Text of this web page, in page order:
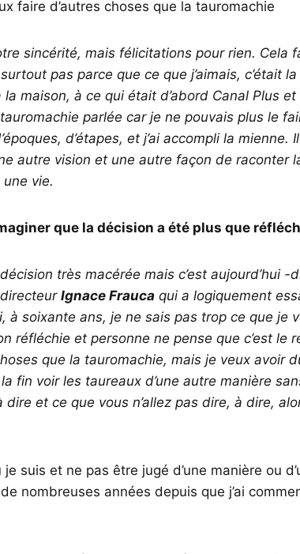
faire d’autres choses que la tauromachie
sincérité, mais félicitations pour rien. Cela
pas parce que ce que j’aimais, c’était
maison, à ce qui était d’abord Canal Plus
parlée car je ne pouvais plus le
d’étapes, et j’ai accompli la mienne.
autre vision et une autre façon de raconter
une vie.
que la décision a été plus que
très macérée mais c’est aujourd’hui
Ignace Frauca qui a logiquement
à soixante ans, je ne sais pas trop ce que je
réfléchie et personne ne pense que c’est le
que la tauromachie, mais je veux avoir
fin voir les taureaux d’une autre manière
et ce que vous n’allez pas dire, à dire,
suis et ne pas être jugé d’une manière ou
nombreuses années depuis que j’ai